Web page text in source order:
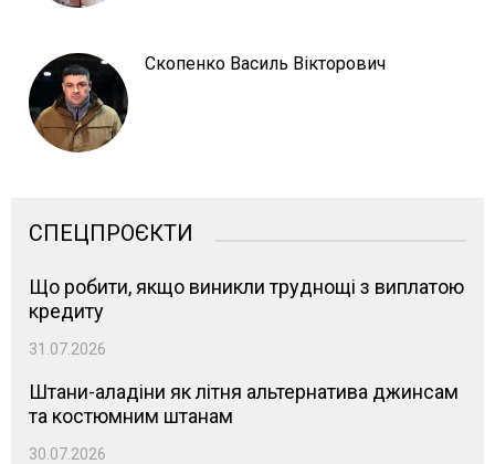
Скопенко Василь Вікторович
СПЕЦПРОЄКТИ
Що робити, якщо виникли труднощі з виплатою
кредиту
31.07.2026
Штани-аладіни як літня альтернатива джинсам
та костюмним штанам
30.07.2026